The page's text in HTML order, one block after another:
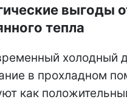
выгоды
тепла
холодный
в прохладном
как